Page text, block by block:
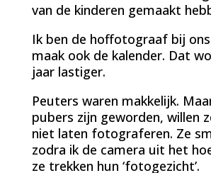
van de kinderen gemaakt
Ik ben de hoffotograaf bij
maak ook de kalender. Dat
jaar lastiger.
Peuters waren makkelijk.
pubers zijn geworden, willen
niet laten fotograferen. Ze
zodra ik de camera uit het
ze trekken hun ‘fotogezicht’.